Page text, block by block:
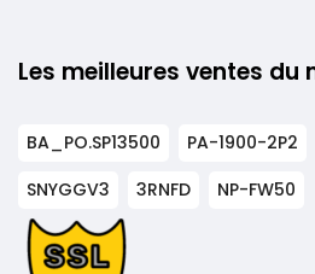
Les meilleures ventes du
BA_PO.SP13500 PA-1900-2P2
SNYGGV3
3RNFD NP-FW50